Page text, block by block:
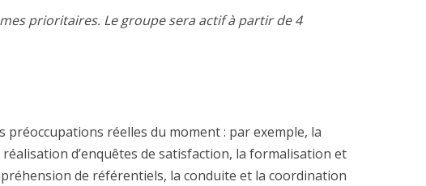
prioritaires. Le groupe sera actif à partir de 4
réelles du moment : par exemple, la
d’enquêtes de satisfaction, la formalisation et
de référentiels, la conduite et la coordination